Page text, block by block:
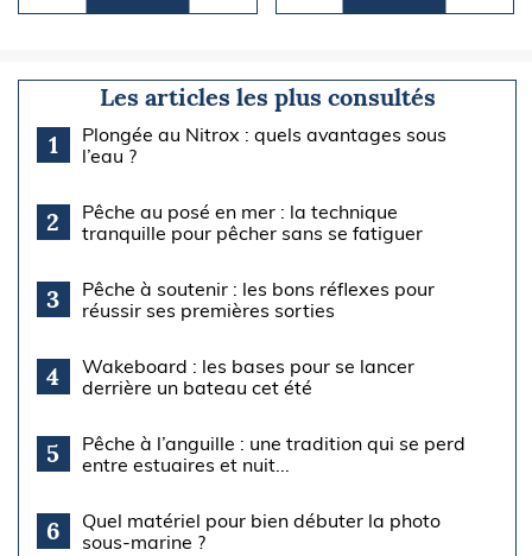
Les articles les plus consultés
1
Plongée au Nitrox : quels avantages sous
l’eau ?
2
Pêche au posé en mer : la technique
tranquille pour pêcher sans se fatiguer
3
Pêche à soutenir : les bons réflexes pour
réussir ses premières sorties
4
Wakeboard : les bases pour se lancer
derrière un bateau cet été
5
Pêche à l’anguille : une tradition qui se perd
entre estuaires et nuit...
6
Quel matériel pour bien débuter la photo
sous-marine ?